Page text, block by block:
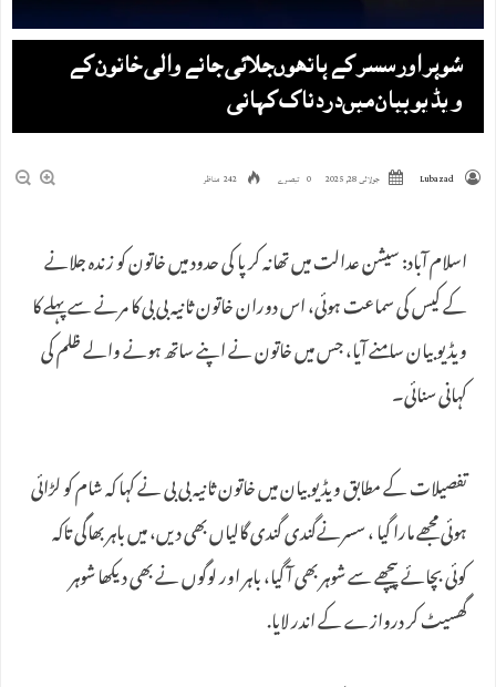
شوہر اور سسر کے ہاتھوں‌جلائی جانے والی خاتون کے
ویڈیو بیان میں‌دردناک کہانی
Lubazad جولائی 28, 2025 0 تبصرے 242 مناظر
اسلام آباد: سیشن عدالت میں تھانہ کرپا کی حدود میں خاتون کو زندہ جلانے
کے کیس کی سماعت ہوئی، اس دوران خاتون ثانیہ بی بی کا مرنے سے پہلے کا
ویڈیو بیان سامنے آیا، جس میں خاتون نے اپنے ساتھ ہونے والے ظلم کی
کہانی سنائی۔
تفصیلات کے مطابق ویڈیو بیان میں خاتون ثانیہ بی بی نے کہا کہ شام کو لڑائی
ہوئی مجھے مارا گیا ، سسرنےگندی گندی گالیاں بھی دیں، میں باہر بھاگی تاکہ
کوئی بچائے پیچھے سے شوہر بھی آ گیا، باہر اور لوگوں نے بھی دیکھا شوہر
گھسیٹ کر دروازے کے اندر لایا.